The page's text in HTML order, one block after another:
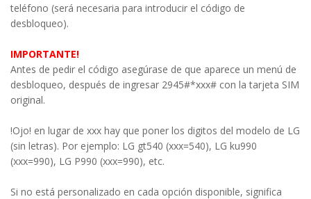
teléfono (será necesaria para introducir el código de
desbloqueo).
IMPORTANTE!
Antes de pedir el código asegúrase de que aparece un menú de
desbloqueo, después de ingresar 2945#*xxx# con la tarjeta SIM
original.
!Ojo! en lugar de xxx hay que poner los digitos del modelo de LG
(sin letras). Por ejemplo: LG gt540 (xxx=540), LG ku990
(xxx=990), LG P990 (xxx=990), etc.
Si no está personalizado en cada opción disponible, significa